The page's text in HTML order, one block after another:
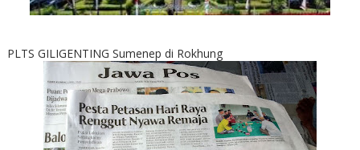
PLTS GILIGENTING Sumenep di Rokhung